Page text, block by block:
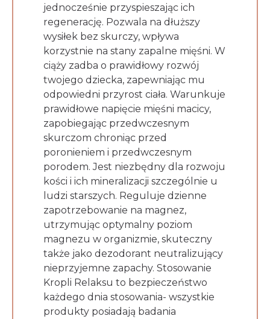
jednocześnie przyspieszając ich
regenerację. Pozwala na dłuższy
wysiłek bez skurczy, wpływa
korzystnie na stany zapalne mięśni. W
ciąży zadba o prawidłowy rozwój
twojego dziecka, zapewniając mu
odpowiedni przyrost ciała. Warunkuje
prawidłowe napięcie mięśni macicy,
zapobiegając przedwczesnym
skurczom chroniąc przed
poronieniem i przedwczesnym
porodem. Jest niezbędny dla rozwoju
kości i ich mineralizacji szczególnie u
ludzi starszych. Reguluje dzienne
zapotrzebowanie na magnez,
utrzymując optymalny poziom
magnezu w organizmie, skuteczny
także jako dezodorant neutralizujący
nieprzyjemne zapachy. Stosowanie
Kropli Relaksu to bezpieczeństwo
każdego dnia stosowania- wszystkie
produkty posiadają badania